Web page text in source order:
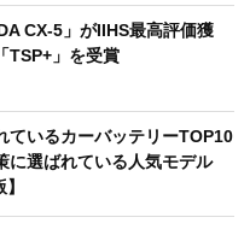
CX-5」がIIHS最高評価獲
」を受賞
ているカーバッテリーTOP10
に選ばれている人気モデル